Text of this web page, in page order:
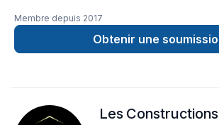
bain,cuisine,portes et fenêtres,murs
Membre depuis 2017
Obtenir une
Les